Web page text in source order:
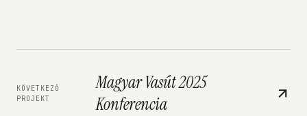
KÖVETKEZŐ
PROJEKT
Magyar Vasút 2025
Konferencia